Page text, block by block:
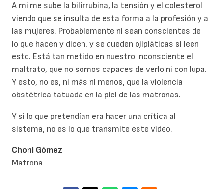
A mi me sube la bilirrubina, la tensión y el colesterol
viendo que se insulta de esta forma a la profesión y a
las mujeres. Probablemente ni sean conscientes de
lo que hacen y dicen, y se queden ojipláticas si leen
esto. Está tan metido en nuestro inconsciente el
maltrato, que no somos capaces de verlo ni con lupa.
Y esto, no es, ni más ni menos, que la violencia
obstétrica tatuada en la piel de las matronas.
Y si lo que pretendían era hacer una crítica al
sistema, no es lo que transmite este vídeo.
Choni Gómez
Matrona